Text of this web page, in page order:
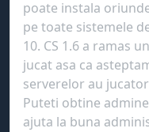
poate instala
pe toate sistemele
10. CS 1.6 a ramas
jucat asa ca
serverelor au
Puteti obtine
ajuta la buna